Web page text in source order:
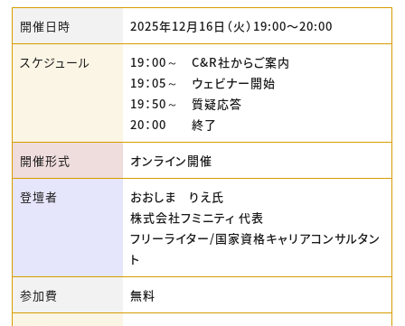
開催日時 2025年12月16日（火）19:00〜20:00
スケジュール
19：00～ C&R社からご案内
19：05～ ウェビナー開始
19：50～ 質疑応答
20：00 終了
開催形式 オンライン開催
登壇者
おおしま りえ氏
株式会社フミニティ 代表
フリーライター/国家資格キャリアコンサルタン
ト
参加費 無料